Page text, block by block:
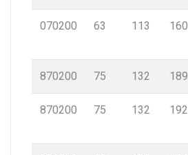
070200 63 113 160
870200 75 132 189
870200 75 132 192